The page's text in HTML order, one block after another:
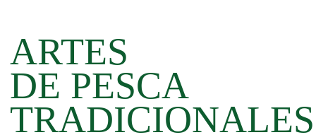
ARTES
DE PESCA
TRADICIONALES